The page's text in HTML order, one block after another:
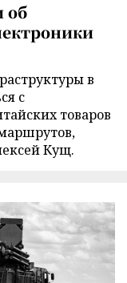
об
в
с
товаров
Кущ.